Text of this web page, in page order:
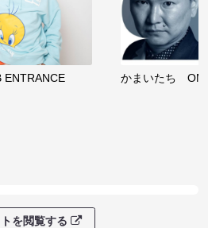
ENTRANCE かまいたち
を閲覧する